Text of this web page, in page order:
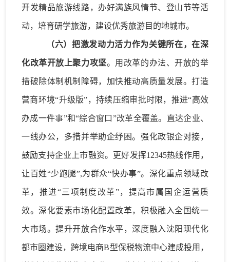
开发精品旅游线路，办好满族风情节、登山节等活
动，培育研学旅游，建设优秀旅游目的地城市。
（六）把激发动力活力作为关键所在，在深
化改革开放上聚力攻坚。用改革的办法、开放的举
措破除体制机制障碍，加快推动高质量发展。打造
营商环境“升级版”，持续压缩审批时限， 推进“高效
办成一件事”和“综合窗口”改革全覆盖。直达企业、
一线办公， 多措并举助企纾困。强化政银企对接，
鼓励支持企业上市融资。 更好发挥12345热线作用，
让百姓“少跑腿”,为群众“快办事”。 深化重点领域改
革， 推进“三项制度改革”，提高市属国企运营质
效。深化要素市场化配置改革，积极融入全国统一
大市场。提升开放合作水平，深度融入沈阳现代化
都市圈建设，跨境电商B型保税物流中心建成投用，